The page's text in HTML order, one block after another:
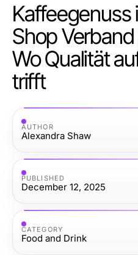
Kaffeegenuss
Shop
Wo Qualität
trifft
AUTHOR
Alexandra Shaw
PUBLISHED
December 12, 2025
CATEGORY
Food and Drink